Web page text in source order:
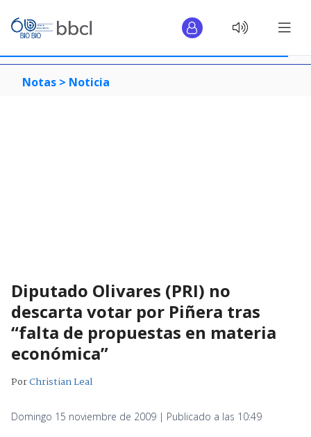
Notas > Noticia
Diputado Olivares (PRI) no
descarta votar por Piñera tras
“falta de propuestas en materia
económica”
PorChristian Leal
Domingo 15 noviembre de 2009 | Publicado a las 10:49